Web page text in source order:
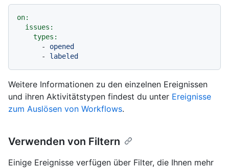
on:
issues:
types:
-
opened
-
labeled
Weitere Informationen zu den einzelnen Ereignissen
und ihren Aktivitätstypen findest du unter Ereignisse
zum Auslösen von Workflows.
Verwenden von Filtern
Einige Ereignisse verfügen über Filter, die Ihnen mehr